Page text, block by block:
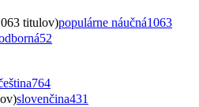
titulov)populárne náučná1063
52
764
slovenčina431